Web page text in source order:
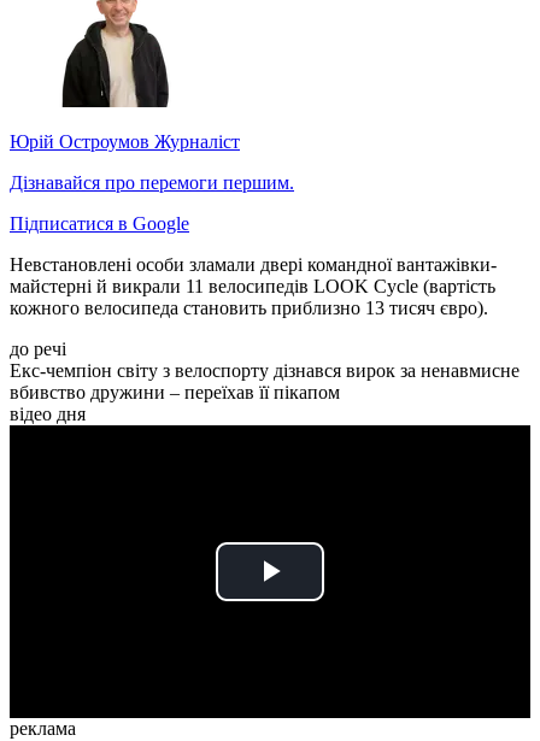
Юрій Остроумов Журналіст
Дізнавайся про перемоги першим.
Підписатися в Google
Невстановлені особи зламали двері командної вантажівки-
майстерні й викрали 11 велосипедів LOOK Cycle (вартість
кожного велосипеда становить приблизно 13 тисяч євро).
до речі
Екс-чемпіон світу з велоспорту дізнався вирок за ненавмисне
вбивство дружини – переїхав її пікапом
відео дня
Play
реклама